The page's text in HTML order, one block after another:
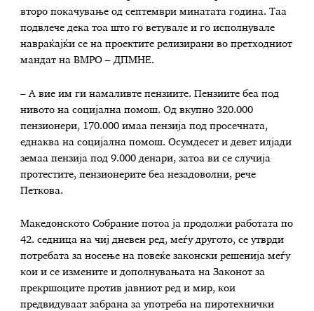
второ покачување од септември минатата година. Таа
подвлече дека тоа што го ветувале и го исполнувале
навраќајќи се на проектите релизирани во претходниот
мандат на ВМРО – ДПМНЕ.
– А вие им ги намаливте пензиите. Пензиите беа под
нивото на социјална помош. Од вкупно 320.000
пензионери, 170.000 имаа пензија под просечната,
еднаква на социјална помош. Осумдесет и девет илјади
земаа пензија под 9.000 денари, затоа ви се случија
протестите, пензионерите беа незадоволни, рече
Петкова.
Македонското Собрание потоа ја продолжи работата по
42. седница на чиј дневен ред, меѓу другото, се утврди
потребата за носење на повеќе законски решенија меѓу
кои и се измените и дополнувањата на Законот за
прекршоците против јавниот ред и мир, кои
предвидуваат забрана за употреба на пиротехнички